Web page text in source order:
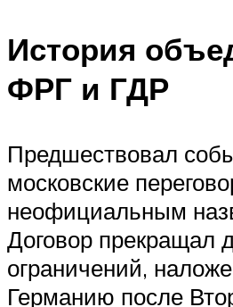
История
ФРГ и ГДР
Предшествовал
московские
неофициальным
Договор прекращал
ограничений,
Германию после